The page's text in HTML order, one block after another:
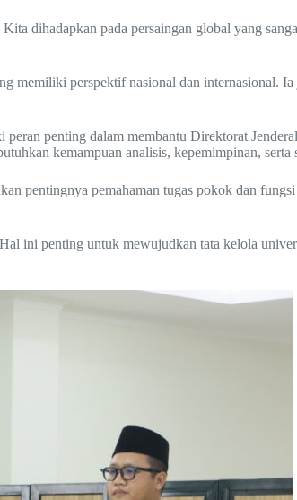
dihadapkan pada persaingan global yang
memiliki perspektif nasional dan internasional.
penting dalam membantu Direktorat
kemampuan analisis, kepemimpinan,
pentingnya pemahaman tugas pokok dan
ini penting untuk mewujudkan tata kelola